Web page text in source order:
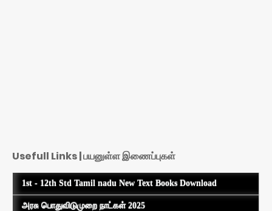
Usefull Links | பயனுள்ள இணைப்புகள்
1st - 12th Std Tamil nadu New Text Books Download
அரசு பொதுவிடுமுறை நாட்கள் 2025